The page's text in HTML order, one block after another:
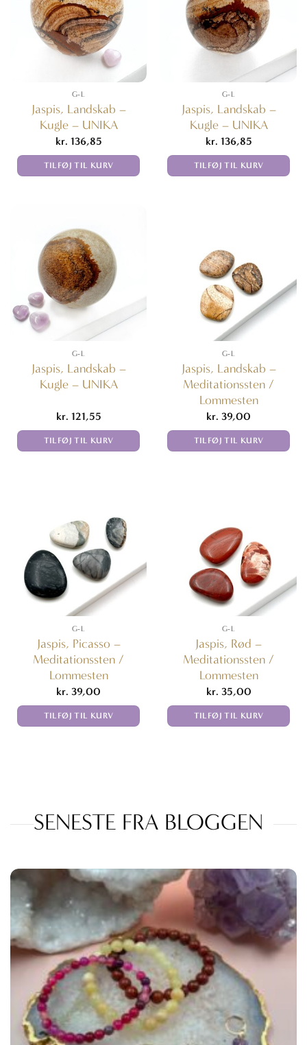
G-L
Jaspis, Landskab –
Kugle – UNIKA
kr. 136,85
TILFØJ TIL KURV
G-L
Jaspis, Landskab –
Kugle – UNIKA
kr. 136,85
TILFØJ TIL KURV
G-L
Jaspis, Landskab –
Kugle – UNIKA
kr. 121,55
TILFØJ TIL KURV
G-L
Jaspis, Landskab –
Meditationssten /
Lommesten
kr. 39,00
TILFØJ TIL KURV
G-L
Jaspis, Picasso –
Meditationssten /
Lommesten
kr. 39,00
TILFØJ TIL KURV
G-L
Jaspis, Rød –
Meditationssten /
Lommesten
kr. 35,00
TILFØJ TIL KURV
SENESTE FRA BLOGGEN